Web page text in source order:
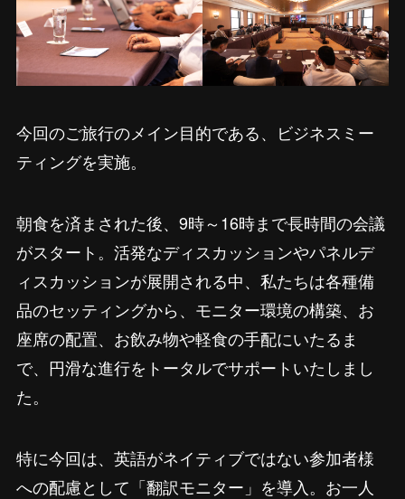
今回のご旅行のメイン目的である、ビジネスミー
ティングを実施。
朝食を済まされた後、9時～16時まで長時間の会議
がスタート。活発なディスカッションやパネルデ
ィスカッションが展開される中、私たちは各種備
品のセッティングから、モニター環境の構築、お
座席の配置、お飲み物や軽食の手配にいたるま
で、円滑な進行をトータルでサポートいたしまし
た。
特に今回は、英語がネイティブではない参加者様
への配慮として「翻訳モニター」を導入。お一人